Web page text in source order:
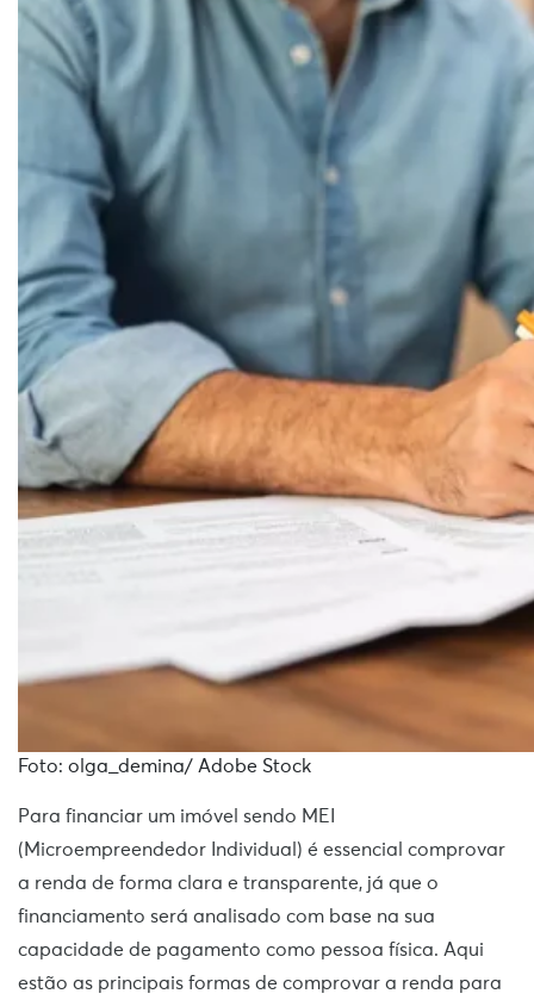
Foto: olga_demina/ Adobe Stock
Para financiar um imóvel sendo MEI
(Microempreendedor Individual) é essencial comprovar
a renda de forma clara e transparente, já que o
financiamento será analisado com base na sua
capacidade de pagamento como pessoa física. Aqui
estão as principais formas de comprovar a renda para